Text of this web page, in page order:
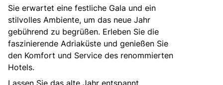
Österreich
Heimatland ändern:
Deutschland
Sie erwartet eine festliche Gala und ein
stilvolles Ambiente, um das neue Jahr
gebührend zu begrüßen. Erleben Sie die
faszinierende Adriaküste und genießen Sie
den Komfort und Service des renommierten
Hotels.